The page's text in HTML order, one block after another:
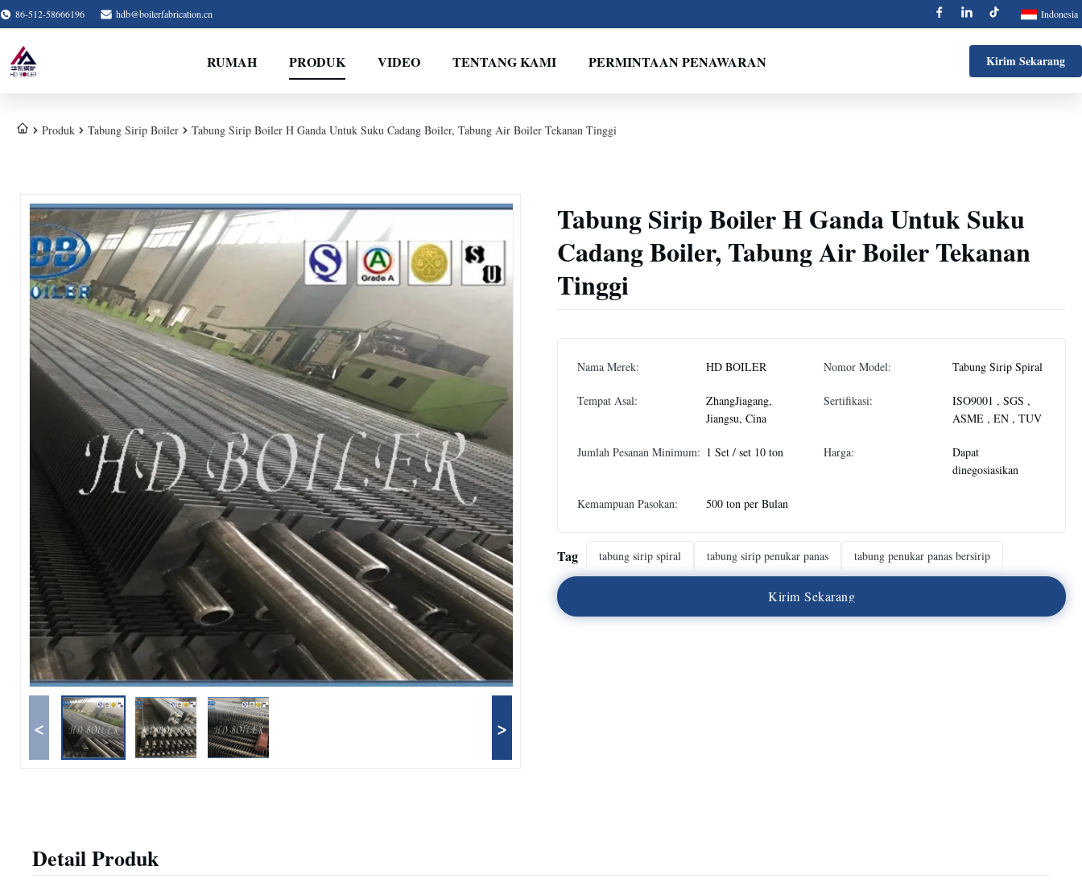
86-512-58666196 hdb@boilerfabrication.cn Indonesia
RUMAH PRODUK VIDEO TENTANG KAMI PERMINTAAN PENAWARAN Kirim Sekarang
Produk Tabung Sirip Boiler Tabung Sirip Boiler H Ganda Untuk Suku Cadang Boiler, Tabung Air Boiler Tekanan Tinggi
< >
Tabung Sirip Boiler H Ganda Untuk Suku
Cadang Boiler, Tabung Air Boiler Tekanan
Tinggi
Nama Merek: HD BOILER Nomor Model: Tabung Sirip Spiral
Tempat Asal:
ZhangJiagang,
Jiangsu, Cina
Sertifikasi:
ISO9001 , SGS ,
ASME , EN , TUV
Jumlah Pesanan Minimum: 1 Set / set 10 ton Harga:
Dapat
dinegosiasikan
Kemampuan Pasokan: 500 ton per Bulan
Tag tabung sirip spiral tabung sirip penukar panas tabung penukar panas bersirip
Kirim Sekarang
Detail Produk